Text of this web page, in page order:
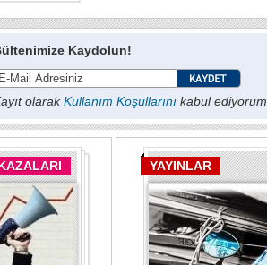
Kaydolun!
olarakKullanım Koşullarını kabul ediyorum.
YAYINLAR